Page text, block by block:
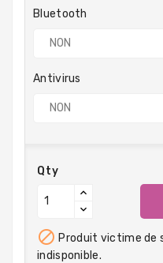
Bluetooth
Antivirus
Qty
 Produit victime de
indisponible.